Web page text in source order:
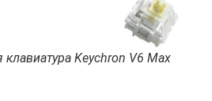
Keychron V6 Max